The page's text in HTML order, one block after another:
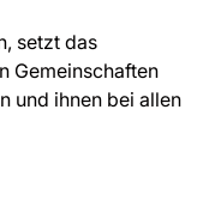
setzt das
Gemeinschaften
und ihnen bei allen